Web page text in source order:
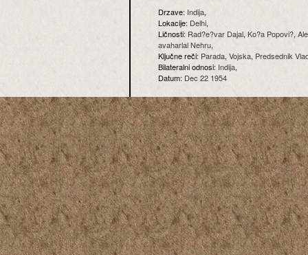
Drzave: Indija,
Lokacije: Delhi,
Ličnosti: Rad?e?var Dajal, Ko?a Popovi?,
avaharlal Nehru,
Ključne reči: Parada, Vojska, Predsednik
Bilateralni odnosi: Indija,
Datum: Dec 22 1954